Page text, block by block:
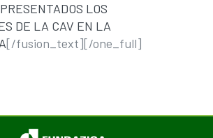
PRESENTADOS LOS
DE LA CAV EN LA
[/fusion_text][/one_full]